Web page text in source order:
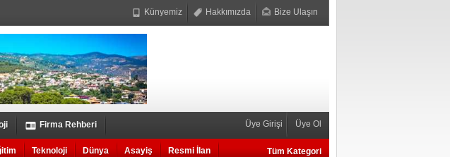
Künyemiz Hakkımızda Bize Ulaşın
Firma Rehberi Üye Girişi Üye Ol
Teknoloji Dünya Asayiş Resmi İlan Tüm Kategori